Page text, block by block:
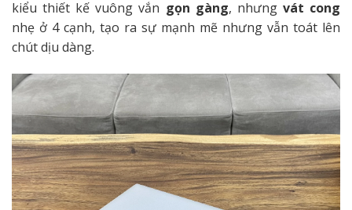
kiểu thiết kế vuông vắn gọn gàng, nhưng vát cong
nhẹ ở 4 cạnh, tạo ra sự mạnh mẽ nhưng vẫn toát lên
chút dịu dàng.